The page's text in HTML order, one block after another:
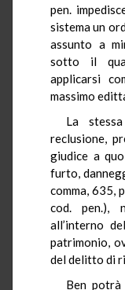
pen.
sistema un
assunto a
sotto il
applicarsi
massimo
La
reclusione,
giudice a
furto,
comma, 635,
cod. pen.),
all’interno
patrimonio,
del delitto di
Ben potrà